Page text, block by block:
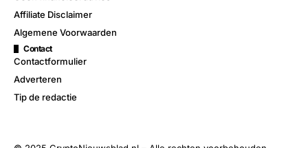
Affiliate Disclaimer
Algemene Voorwaarden
Contact
Contactformulier
Adverteren
Tip de redactie